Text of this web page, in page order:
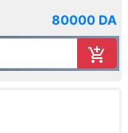
80000 DA